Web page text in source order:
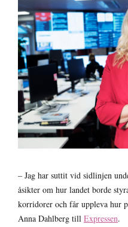
– Jag har suttit vid sidlinjen
åsikter om hur landet borde
korridorer och får uppleva hur
Anna Dahlberg till Expressen.